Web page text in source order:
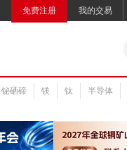
免费注册 我的交易
铋硒碲 镁 钛 半导体